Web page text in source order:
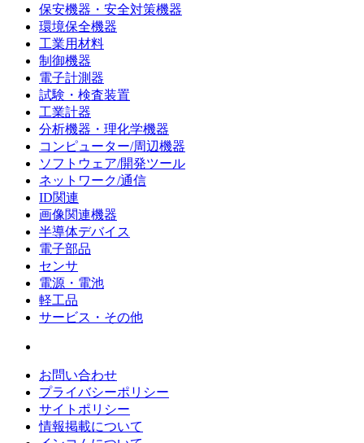
保安機器・安全対策機器
環境保全機器
工業用材料
制御機器
電子計測器
試験・検査装置
工業計器
分析機器・理化学機器
コンピューター/周辺機器
ソフトウェア/開発ツール
ネットワーク/通信
ID関連
画像関連機器
半導体デバイス
電子部品
センサ
電源・電池
軽工品
サービス・その他
お問い合わせ
プライバシーポリシー
サイトポリシー
情報掲載について